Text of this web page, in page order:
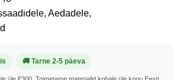
Aedadele,
🚚 Tarne 2-5 päeva